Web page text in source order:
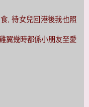
, 待女兒回港後我也照
翼幾時都係小朋友至愛